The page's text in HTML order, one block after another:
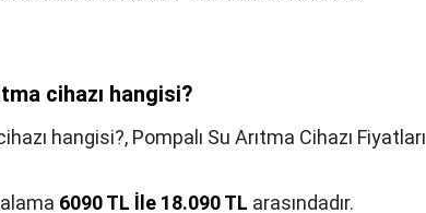
cihazı hangisi?
hangisi?, Pompalı Su Arıtma Cihazı Fiyatları
6090 TL İle 18.090 TL arasındadır.